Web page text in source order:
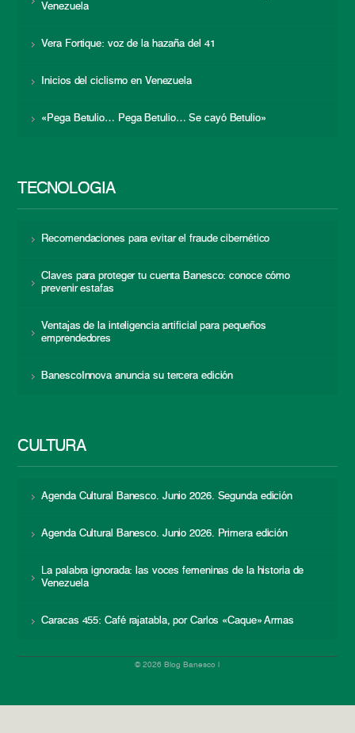
Venezuela
Vera Fortique: voz de la hazaña del 41
Inicios del ciclismo en Venezuela
«Pega Betulio… Pega Betulio… Se cayó Betulio»
TECNOLOGÍA
Recomendaciones para evitar el fraude cibernético
Claves para proteger tu cuenta Banesco: conoce cómo
prevenir estafas
Ventajas de la inteligencia artificial para pequeños
emprendedores
BanescoInnova anuncia su tercera edición
CULTURA
Agenda Cultural Banesco. Junio 2026. Segunda edición
Agenda Cultural Banesco. Junio 2026. Primera edición
La palabra ignorada: las voces femeninas de la historia de
Venezuela
Caracas 455: Café rajatabla, por Carlos «Caque» Armas
© 2026 Blog Banesco |